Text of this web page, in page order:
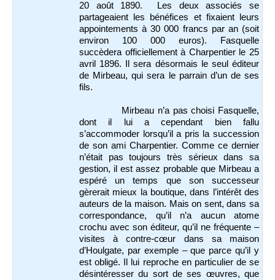
20 août 1890. Les deux associés se
partageaient les bénéfices et fixaient leurs
appointements à 30 000 francs par an (soit
environ 100 000 euros). Fasquelle
succèdera officiellement à Charpentier le 25
avril 1896. Il sera désormais le seul éditeur
de Mirbeau, qui sera le parrain d’un de ses
fils.
Mirbeau n’a pas choisi Fasquelle,
dont il lui a cependant bien fallu
s’accommoder lorsqu’il a pris la succession
de son ami Charpentier. Comme ce dernier
n’était pas toujours très sérieux dans sa
gestion, il est assez probable que Mirbeau a
espéré un temps que son successeur
gèrerait mieux la boutique, dans l’intérêt des
auteurs de la maison. Mais on sent, dans sa
correspondance, qu’il n’a aucun atome
crochu avec son éditeur, qu’il ne fréquente –
visites à contre-cœur dans sa maison
d’Houlgate, par exemple – que parce qu’il y
est obligé. Il lui reproche en particulier de se
désintéresser du sort de ses œuvres, que